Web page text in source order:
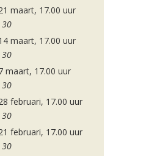
maart, 17.00 uur
30
maart, 17.00 uur
30
maart, 17.00 uur
30
februari, 17.00 uur
30
februari, 17.00 uur
30